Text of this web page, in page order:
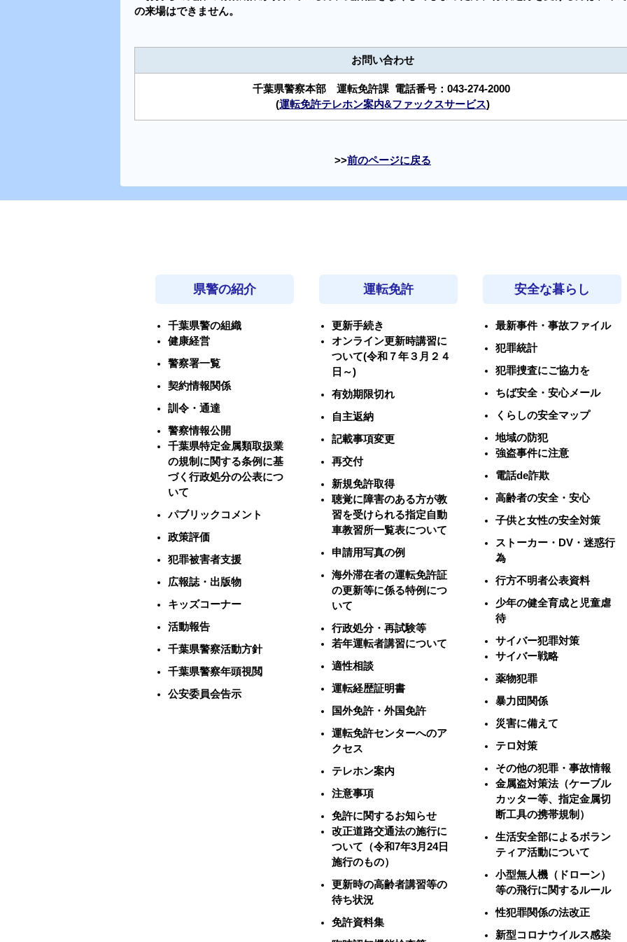
の来場はできません。
お問い合わせ
千葉県警察本部 運転免許課 電話番号： 043-274-2000
(運転免許テレホン案内&ファックスサービス)
前のページに戻る
県警の紹介
千葉県警の組織
健康経営
警察署一覧
契約情報関係
訓令・通達
警察情報公開
千葉県特定金属類取扱業
の規制に関する条例に基
づく行政処分の公表につ
いて
パブリックコメント
政策評価
犯罪被害者支援
広報誌・出版物
キッズコーナー
活動報告
千葉県警察活動方針
千葉県警察年頭視閲
公安委員会告示
運転免許
更新手続き
オンライン更新時講習に
ついて(令和７年３月２４
日～)
有効期限切れ
自主返納
記載事項変更
再交付
新規免許取得
聴覚に障害のある方が教
習を受けられる指定自動
車教習所一覧表について
申請用写真の例
海外滞在者の運転免許証
の更新等に係る特例につ
いて
行政処分・再試験等
若年運転者講習について
適性相談
運転経歴証明書
国外免許・外国免許
運転免許センターへのア
クセス
テレホン案内
注意事項
免許に関するお知らせ
改正道路交通法の施行に
ついて（令和7年3月24日
施行のもの）
更新時の高齢者講習等の
待ち状況
免許資料集
安全な暮らし
最新事件・事故ファイル
犯罪統計
犯罪捜査にご協力を
ちば安全・安心メール
くらしの安全マップ
地域の防犯
強盗事件に注意
電話de詐欺
高齢者の安全・安心
子供と女性の安全対策
ストーカー・DV・迷惑行
為
行方不明者公表資料
少年の健全育成と児童虐
待
サイバー犯罪対策
サイバー戦略
薬物犯罪
暴力団関係
災害に備えて
テロ対策
その他の犯罪・事故情報
金属盗対策法（ケーブル
カッター等、指定金属切
断工具の携帯規制）
生活安全部によるボラン
ティア活動について
小型無人機（ドローン）
等の飛行に関するルール
性犯罪関係の法改正
新型コロナウイルス感染